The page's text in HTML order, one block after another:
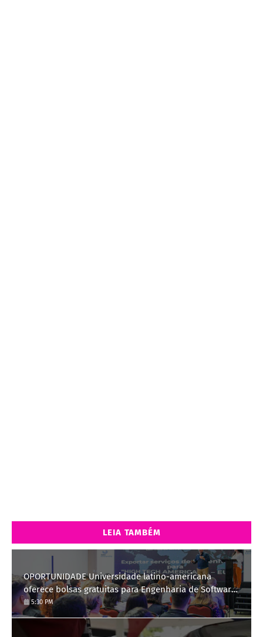
LEIA TAMBÉM
OPORTUNIDADE Universidade latino-americana
oferece bolsas gratuitas para Engenharia de Software;
saiba como se candidatar
5:30 PM